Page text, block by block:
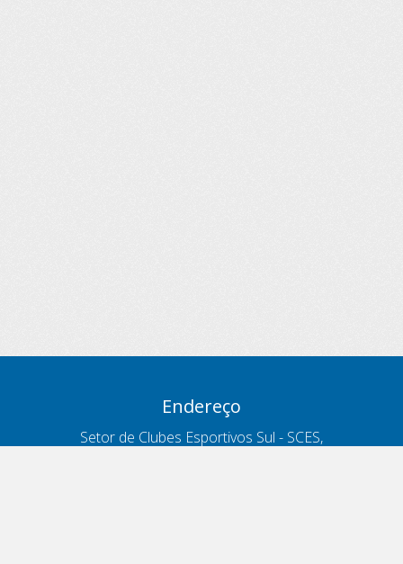
Endereço
Setor de Clubes Esportivos Sul - SCES,